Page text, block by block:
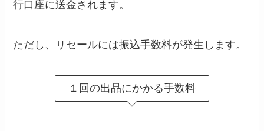
行口座に送金されます。
ただし、リセールには振込手数料が発生します。
１回の出品にかかる手数料